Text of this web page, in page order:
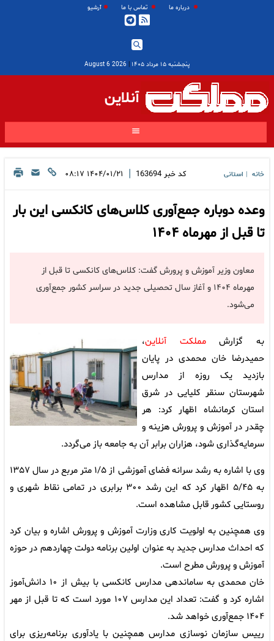
درباره ما تماس با ما آرشیو
پنجشنبه ۱۵ مرداد ۱۴۰۵ |
2026 August 6
آنلاین
خانه استانی کد خبر 163694
| ۱۴۰۴/۰۱/۲۱ ۰۸:۱۷
وعده دوباره جمع‌آوری کلاس‌های کانکسی این بار
تا قبل از مهرماه ۱۴۰۴
معاون وزیر آموزش و پرورش گفت: کلاس‌های کانکسی تا قبل از
مهرماه ۱۴۰۴ و آغاز سال تحصیلی جدید در سراسر کشور جمع‌آوری
می‌شود.
به گزارشمملکت آنلاین،
حمیدرضا خان محمدی در پایان
بازدید یک روزه از مدارس
شهرستان سنقر کلیایی در شرق
استان کرمانشاه اظهار کرد: هر
چقدر در آموزش و پرورش هزینه و
سرمایه‌گذاری شود، هزاران برابر آن به جامعه باز می‌گردد.
وی با اشاره به رشد سرانه فضای آموزشی از ۱/۵ متر مربع در سال ۱۳۵۷
به ۵/۴۵ اظهار کرد که این رشد ۳۰۰ برابری در تمامی نقاط شهری و
روستایی کشور قابل مشاهده است.
وی همچنین به اولویت‌ کاری وزارت آموزش و پرورش اشاره و بیان کرد
که احداث مدارس جدید به عنوان اولین برنامه دولت چهاردهم در حوزه
آموزش و پرورش مطرح است.
خان محمدی به ساماندهی مدارس کانکسی با بیش از ۱۰ دانش‌آموز
اشاره کرد و گفت: تعداد این مدارس ۱۰۷ مورد است که تا قبل از مهر
۱۴۰۴ جمع‌آوری خواهد شد.
رییس سازمان نوسازی مدارس همچنین با یادآوری برنامه‌ریزی برای